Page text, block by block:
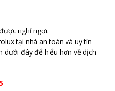
nghỉ ngơi.
tại nhà an toàn và uy tín
dưới đây để hiểu hơn về dịch